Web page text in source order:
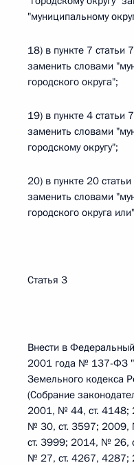
"муниципальному
18) в пункте 7 статьи
заменить словами
городского округа";
19) в пункте 4 статьи
заменить словами
городскому округу";
20) в пункте 20
заменить словами
городского округа
Статья 3
Внести в
2001 года № 137-ФЗ
Земельного кодекса
(Собрание
2001, № 44, ст. 4148;
№ 30, ст. 3597;
ст. 3999; 2014, № 26,
№ 27, ст. 4267, 4287;